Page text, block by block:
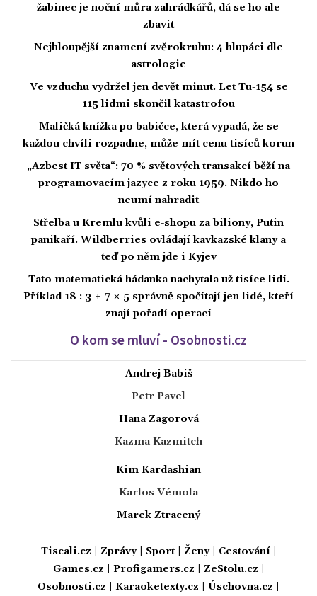
žabinec je noční můra zahrádkářů, dá se ho ale
zbavit
Nejhloupější znamení zvěrokruhu: 4 hlupáci dle
astrologie
Ve vzduchu vydržel jen devět minut. Let Tu-154 se
115 lidmi skončil katastrofou
Maličká knížka po babičce, která vypadá, že se
každou chvíli rozpadne, může mít cenu tisíců korun
„Azbest IT světa“: 70 % světových transakcí běží na
programovacím jazyce z roku 1959. Nikdo ho
neumí nahradit
Střelba u Kremlu kvůli e-shopu za biliony, Putin
panikaří. Wildberries ovládají kavkazské klany a
teď po něm jde i Kyjev
Tato matematická hádanka nachytala už tisíce lidí.
Příklad 18 : 3 + 7 × 5 správně spočítají jen lidé, kteří
znají pořadí operací
O kom se mluví - Osobnosti.cz
Andrej Babiš
Petr Pavel
Hana Zagorová
Kazma Kazmitch
Kim Kardashian
Karlos Vémola
Marek Ztracený
Tiscali.cz Zprávy| Sport| Ženy| Cestování|
Games.cz
Profigamers.cz ZeStolu.cz
Osobnosti.cz
Karaoketexty.cz Úschovna.cz